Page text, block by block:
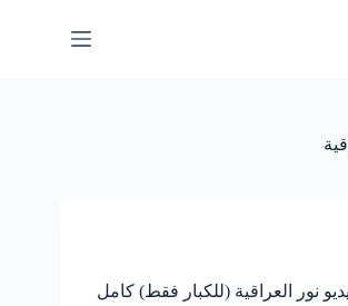
نور العراقية (للكبار فقط) كامل